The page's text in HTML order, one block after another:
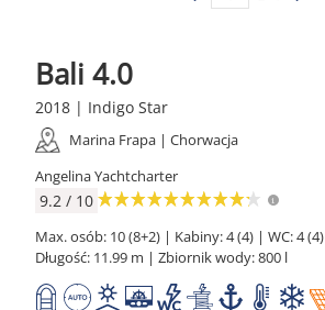
Bali 4.0
2018 | Indigo Star
Marina Frapa | Chorwacja
Angelina Yachtcharter
9.2 / 10
Max. osób: 10 (8+2) | Kabiny: 4 (4) | WC: 4 (4)
Długość: 11.99 m | Zbiornik wody: 800 l